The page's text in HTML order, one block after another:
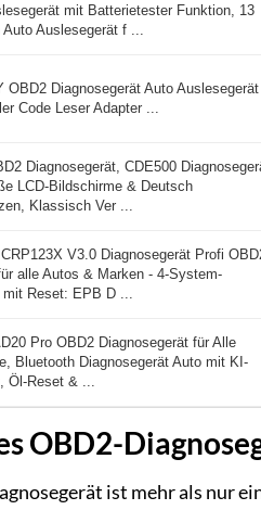
mit Batterietester Funktion, 13
Auslesegerät f ...
OBD2 Diagnosegerät Auto Auslesegerät
Code Leser Adapter ...
Diagnosegerät, CDE500
LCD-Bildschirme & Deutsch
Klassisch Ver ...
CRP123X V3.0 Diagnosegerät Profi
alle Autos & Marken - 4-System-
mit Reset: EPB D ...
Pro OBD2 Diagnosegerät für Alle
Bluetooth Diagnosegerät Auto mit KI-
Öl-Reset & ...
OBD2-
ist mehr als nur